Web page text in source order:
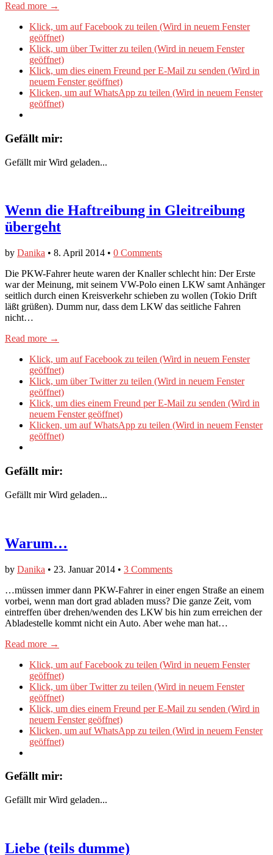
Read more →
Klick, um auf Facebook zu teilen (Wird in neuem Fenster
geöffnet)
Klick, um über Twitter zu teilen (Wird in neuem Fenster
geöffnet)
Klick, um dies einem Freund per E-Mail zu senden (Wird in
neuem Fenster geöffnet)
Klicken, um auf WhatsApp zu teilen (Wird in neuem Fenster
geöffnet)
Gefällt mir:
Gefällt mir Wird geladen...
Wenn die Haftreibung in Gleitreibung
übergeht
by Danika • 8. April 2014 • 0 Comments
Die PKW-Fahrer heute waren der Knaller schlecht hin: Der Erste
war der Meinung, mit seinem VW-Polo einen LKW samt Anhänger
seitlich durch einen Kreisverkehr schieben zu wollen (Tokio Drift
läßt grüßen). Dumm nur, dass dem LKW das seitliche Fahren
nicht…
Read more →
Klick, um auf Facebook zu teilen (Wird in neuem Fenster
geöffnet)
Klick, um über Twitter zu teilen (Wird in neuem Fenster
geöffnet)
Klick, um dies einem Freund per E-Mail zu senden (Wird in
neuem Fenster geöffnet)
Klicken, um auf WhatsApp zu teilen (Wird in neuem Fenster
geöffnet)
Gefällt mir:
Gefällt mir Wird geladen...
Warum…
by Danika • 23. Januar 2014 • 3 Comments
…müssen immer dann PKW-Fahrer in einer engen Straße an einem
vorbei, wenn man dort grad abladen muss? Die ganze Zeit, vom
eintreffen über drehen/wenden des LKW bis hin zum erreichen der
Abladestelle kommt nicht ein Auto. Aber wehe man hat…
Read more →
Klick, um auf Facebook zu teilen (Wird in neuem Fenster
geöffnet)
Klick, um über Twitter zu teilen (Wird in neuem Fenster
geöffnet)
Klick, um dies einem Freund per E-Mail zu senden (Wird in
neuem Fenster geöffnet)
Klicken, um auf WhatsApp zu teilen (Wird in neuem Fenster
geöffnet)
Gefällt mir:
Gefällt mir Wird geladen...
Liebe (teils dumme)